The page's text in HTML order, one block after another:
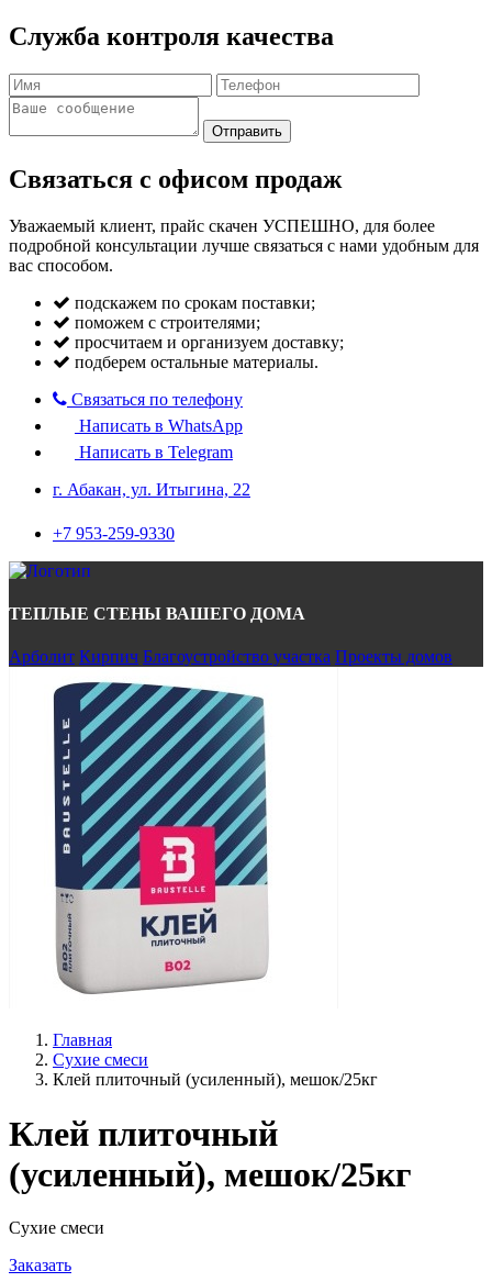
Служба контроля качества
Отправить
Связаться с офисом продаж
Уважаемый клиент, прайс скачен УСПЕШНО, для более
подробной консультации лучше связаться с нами удобным для
вас способом.
подскажем по срокам поставки;
поможем с строителями;
просчитаем и организуем доставку;
подберем остальные материалы.
Связаться по телефону
Написать в WhatsApp
Написать в Telegram
г. Абакан, ул. Итыгина, 22
+7 953-259-9330
ТЕПЛЫЕ СТЕНЫ ВАШЕГО ДОМА
Арболит Кирпич Благоустройство участка Проекты домов
Главная
Сухие смеси
Клей плиточный (усиленный), мешок/25кг
Клей плиточный
(усиленный), мешок/25кг
Сухие смеси
Заказать